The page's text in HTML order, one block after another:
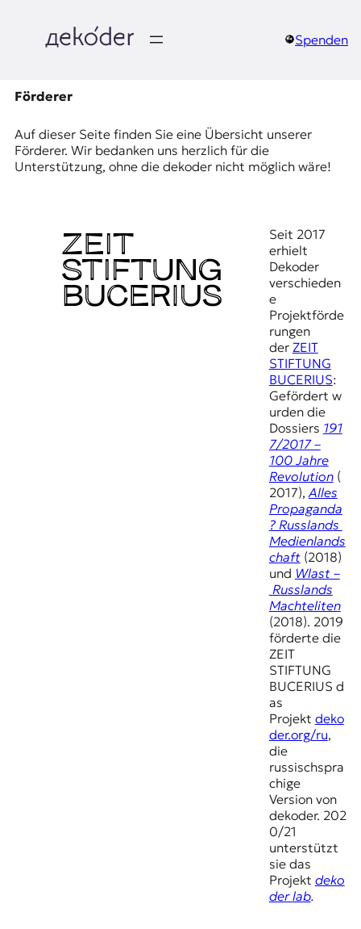
springen
e
k
o
Spenden
Förderer
Auf dieser Seite finden Sie eine Übersicht unserer
Förderer. Wir bedanken uns herzlich für die
Unterstützung, ohne die dekoder nicht möglich wäre!
Seit 2017
erhielt
Dekoder
verschieden
e
Projektförde
rungen
der ZEIT
STIFTUNG
BUCERIUS:
Gefördert w
urden die
Dossiers 191
7/2017 –
100 Jahre
Revolution(
2017),Alles
Propaganda
? Russlands
Medienlands
chaft(2018)
und Wlast –
Russlands
Machteliten
(2018). 2019
förderte die
ZEIT
STIFTUNG
BUCERIUS d
as
Projekt deko
der.org/ru,
die
russischspra
chige
Version von
dekoder. 202
0/21
unterstützt
sie das
Projekt deko
der lab.